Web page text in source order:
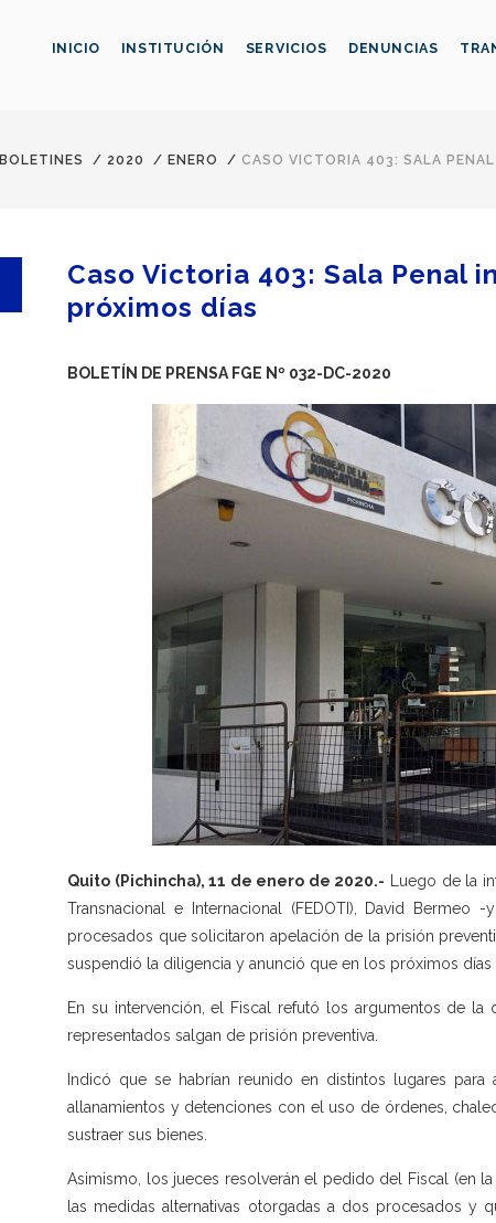
INICIO INSTITUCIÓN SERVICIOS DENUNCIAS
BOLETINES / 2020 / ENERO / CASO VICTORIA 403: SALA
Caso Victoria 403: Sala Penal
próximos días
BOLETÍN DE PRENSA FGE Nº 032-DC-2020
Quito (Pichincha), 11 de enero de 2020.- Luego de la
Transnacional e Internacional (FEDOTI), David
procesados que solicitaron apelación de la prisión
suspendió la diligencia y anunció que en los próximos días
En su intervención, el Fiscal refutó los argumentos de la
representados salgan de prisión preventiva.
Indicó que se habrían reunido en distintos lugares para
allanamientos y detenciones con el uso de órdenes,
sustraer sus bienes.
Asimismo, los jueces resolverán el pedido del Fiscal (en
las medidas alternativas otorgadas a dos procesados y